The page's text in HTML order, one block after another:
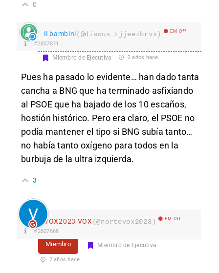
0
il bambini(@disqus_tjjeezbrvx) EM Off
#2807871
Miembro de Ejecutiva 2 años hace
Pues ha pasado lo evidente… han dado tanta
cancha a BNG que ha terminado asfixiando
al PSOE que ha bajado de los 10 escaños,
hostión histórico. Pero era claro, el PSOE no
podía mantener el tipo si BNG subía tanto…
no había tanto oxígeno para todos en la
burbuja de la ultra izquierda.
3
VOX2023 VOX (@nortevox2023) EM Off
#2807868
Miembro Miembro de Ejecutiva
2 años hace